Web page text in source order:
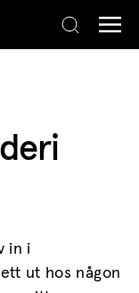
in i
ut hos någon